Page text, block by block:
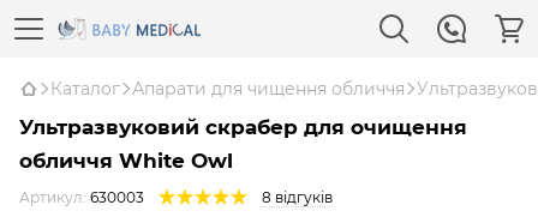
Каталог Апарати для чищення обличчя
Ультразвуковий скрабер для очищення
обличчя White Owl
Артикул: 630003 8 відгуків